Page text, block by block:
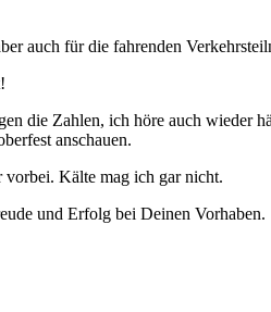
auch für die fahrenden
die Zahlen, ich höre auch
anschauen.
vorbei. Kälte mag ich gar nicht.
und Erfolg bei Deinen Vorhaben.